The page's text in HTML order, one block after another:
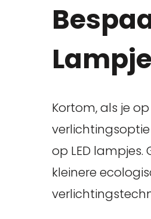
Kortom, als je
op LED
kleinere